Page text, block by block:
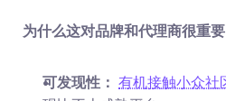
为什么这对品牌和代理商很重要
可发现性： 有机接触小众社